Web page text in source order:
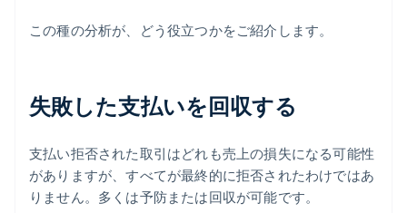
この種の分析が、どう役立つかをご紹介します。
失敗した支払いを回収する
支払い拒否された取引はどれも売上の損失になる可能性
がありますが、すべてが最終的に拒否されたわけではあ
りません。多くは予防または回収が可能です。